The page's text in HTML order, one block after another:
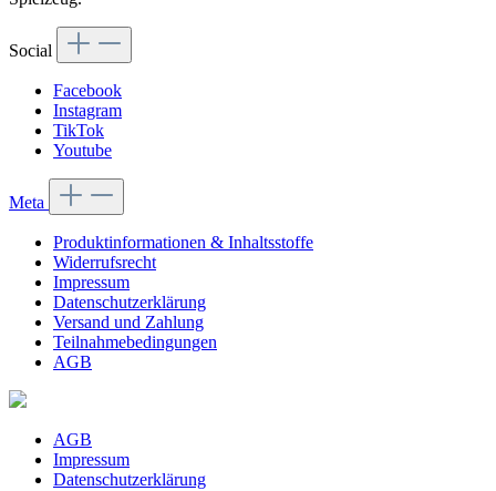
Social
Facebook
Instagram
TikTok
Youtube
Meta
Produktinformationen & Inhaltsstoffe
Widerrufsrecht
Impressum
Datenschutzerklärung
Versand und Zahlung
Teilnahmebedingungen
AGB
AGB
Impressum
Datenschutzerklärung